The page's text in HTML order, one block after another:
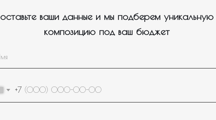
Пройдите тест, который поможем нам подобрать для вас
+7
оставьте ваши данные и мы подберем уникальную
композицию под ваш бюджет